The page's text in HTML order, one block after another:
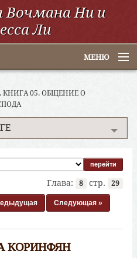
Вочмана Ни и
Ли
МЕНЮ
05. ОБЩЕНИЕ О
Глава: 8 стр. 29
Следующая »
КОРИНФЯН